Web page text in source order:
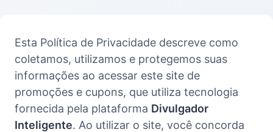
Esta Política de Privacidade descreve como
coletamos, utilizamos e protegemos suas
informações ao acessar este site de
promoções e cupons, que utiliza tecnologia
fornecida pela plataforma Divulgador
Inteligente. Ao utilizar o site, você concorda